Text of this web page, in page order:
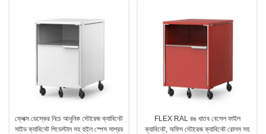
ফ্লেক্স ডেস্কের নিচে আধুনিক স্টোরেজ ক্যাবিনেট
সাইড ক্যাবিনেট পিডেস্টাল সহ হুইল স্পেস সাশ্রয়
FLEX RAL রঙ ধাতব বেসেল ফাইল
ক্যাবিনেট, অফিস স্টোরেজ ক্যাবিনেট রোলস সহ